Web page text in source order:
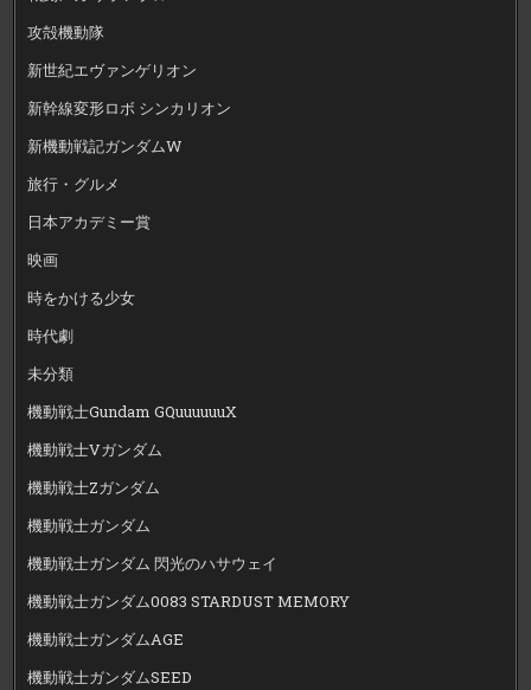
攻殻機動隊
新世紀エヴァンゲリオン
新幹線変形ロボ シンカリオン
新機動戦記ガンダムW
旅行・グルメ
日本アカデミー賞
映画
時をかける少女
時代劇
未分類
機動戦士Gundam GQuuuuuuX
機動戦士Vガンダム
機動戦士Zガンダム
機動戦士ガンダム
機動戦士ガンダム 閃光のハサウェイ
機動戦士ガンダム0083 STARDUST MEMORY
機動戦士ガンダムAGE
機動戦士ガンダムSEED